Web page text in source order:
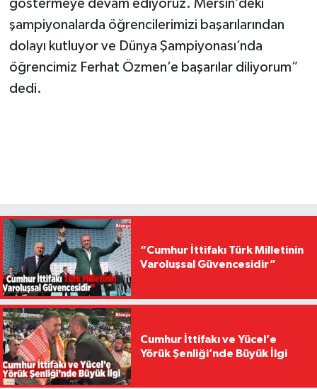
göstermeye devam ediyoruz. Mersin’deki
şampiyonalarda öğrencilerimizi başarılarından
dolayı kutluyor ve Dünya Şampiyonası’nda
öğrencimiz Ferhat Özmen’e başarılar diliyorum”
dedi.
“Cumhur İttifakı Türk Milletinin
Varoluşsal Güvencesidir”
Cumhur İttifakı ve Yücel’e
Yörük Şenliği’nde Büyük İlgi